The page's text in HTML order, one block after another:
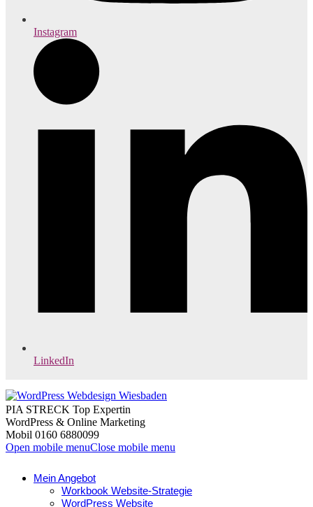
Instagram
LinkedIn
PIA STRECK Top Expertin
WordPress & Online Marketing
Mobil 0160 6880099
Open mobile menuClose mobile menu
Mein Angebot
Workbook Website-Strategie
WordPress Website